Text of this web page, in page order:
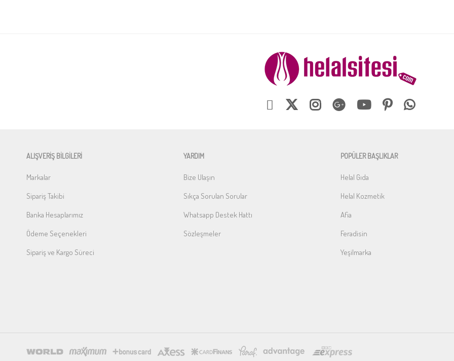
ALIŞVERİŞ BİLGİLERİ
Markalar
Sipariş Takibi
Banka Hesaplarımız
Ödeme Seçenekleri
Sipariş ve Kargo Süreci
YARDIM
Bize Ulaşın
Sıkça Sorulan Sorular
Whatsapp Destek Hattı
Sözleşmeler
POPÜLER BAŞLIKLAR
Helal Gıda
Helal Kozmetik
Afia
Feradisin
Yeşilmarka